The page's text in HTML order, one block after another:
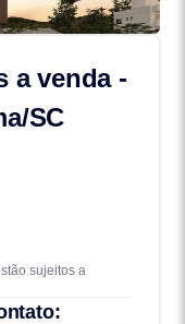
a venda -
SC
sujeitos a